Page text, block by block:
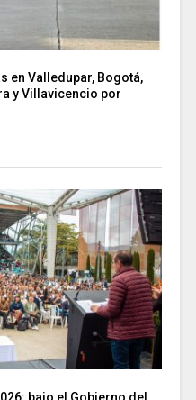
en Valledupar, Bogotá,
y Villavicencio por